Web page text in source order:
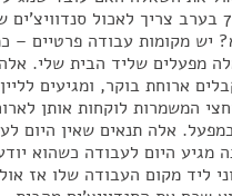
בבוקר ונשאר עד 7 בערב צריך לאכול
יש מקומות עבודה פרטיים –
מפעלים שליד הבית שלי.
ב-7 ומקבלים ארוחת בוקר, ומגיעים
בשעה 12 וחצי המשמרות לוקחות אותן
אלה תנאים שאין היום
מגיע היום לעבודה כשהוא
ליד מקום העבודה שלו אז